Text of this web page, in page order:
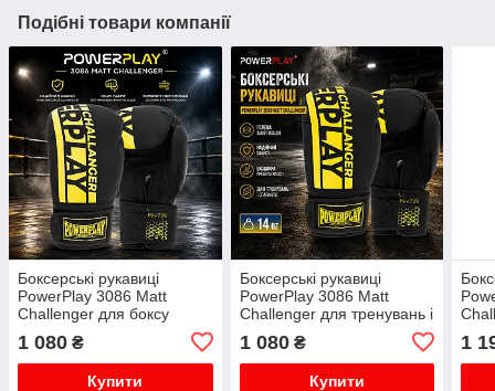
Подібні товари компанії
Боксерські рукавиці
PowerPlay 3086 Matt
Challenger для боксу
тренувань і спарингів
Чорно-Жовті 12 унцій
1 080 ₴
Купити
Боксерські рукавиці
PowerPlay 3086 Matt
Challenger для тренувань і
спарингів екошкіра гелева
амортизація Чорно-Жовті
14 унцій
1 080₴
Купити
1